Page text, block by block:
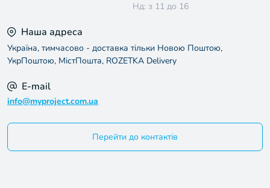
Нд: з 11 до 16
Наша адреса
Україна, тимчасово - доставка тільки Новою Поштою,
УкрПоштою, МістПошта, ROZETKA Delivery
E-mail
info@myproject.com.ua
Перейти до контактів